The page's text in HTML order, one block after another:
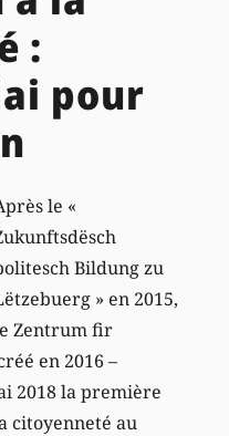
:
pour
le «
Bildung zu
» en 2015,
Zentrum fir
en 2016 –
2018 la première
citoyenneté au